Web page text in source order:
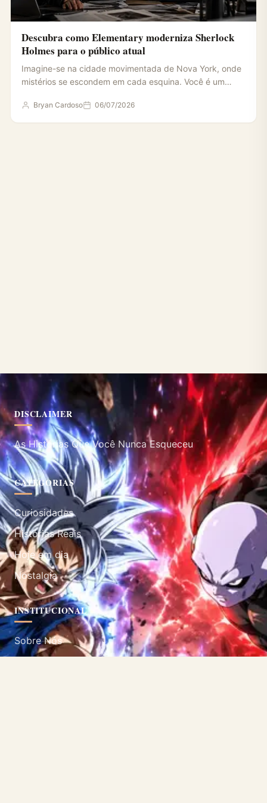
Descubra como Elementary moderniza Sherlock
Holmes para o público atual
Imagine-se na cidade movimentada de Nova York, onde
mistérios se escondem em cada esquina. Você é um
Bryan Cardoso 06/07/2026
DISCLAIMER
As Histórias Que Você Nunca Esqueceu
CATEGORIAS
Curiosidades
Histórias Reais
Hoje em dia
Nostalgia
INSTITUCIONAL
Sobre Nós